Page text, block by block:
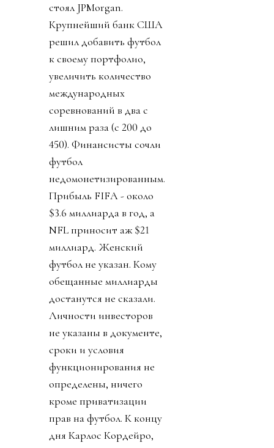
стоял JPMorgan.
Крупнейший банк США
решил добавить футбол
к своему портфолио,
увеличить количество
международных
соревнований в два с
лишним раза (с 200 до
450). Финансисты сочли
футбол
недомонетизированным.
Прибыль FIFA - около
$3.6 миллиарда в год, а
NFL приносит аж $21
миллиард. Женский
футбол не указан. Кому
обещанные миллиарды
достанутся не сказали.
Личности инвесторов
не указаны в документе,
сроки и условия
функционирования не
определены, ничего
кроме приватизации
прав на футбол. К концу
дня Карлос Кордейро,